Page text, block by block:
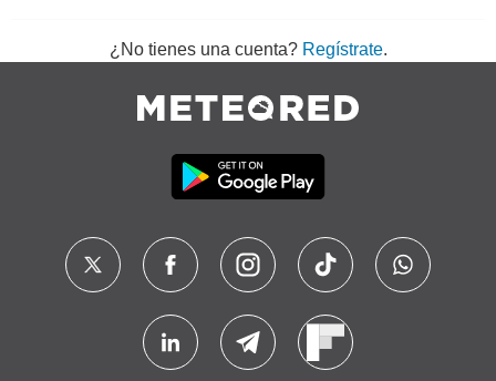
¿No tienes una cuenta? Regístrate.